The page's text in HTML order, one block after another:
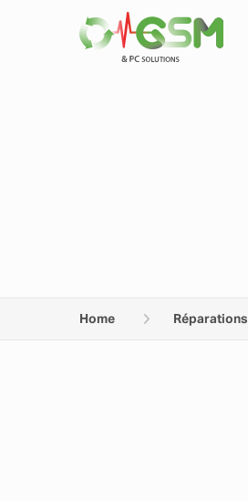
Home Réparations